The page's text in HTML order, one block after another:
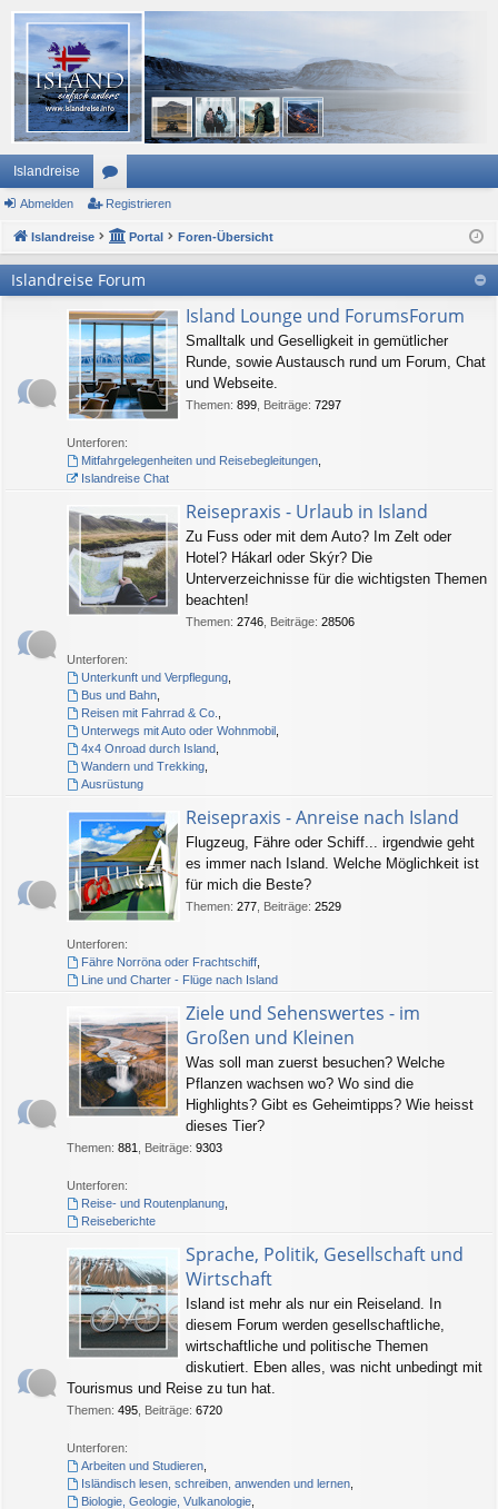
Islandreise
or
en
Abmelden Registrieren
Islandreise Portal Foren-Übersicht
Islandreise Forum
Island Lounge und ForumsForum
Smalltalk und Geselligkeit in gemütlicher
Runde, sowie Austausch rund um Forum, Chat
und Webseite.
Themen: 899 Beiträge: 7297
Unterforen:
Mitfahrgelegenheiten und Reisebegleitungen,
Islandreise Chat
Reisepraxis - Urlaub in Island
Zu Fuss oder mit dem Auto? Im Zelt oder
Hotel? Hákarl oder Skýr? Die
Unterverzeichnisse für die wichtigsten Themen
beachten!
Themen: 2746 Beiträge: 28506
Unterforen:
Unterkunft und Verpflegung,
Bus und Bahn,
Reisen mit Fahrrad & Co.
Unterwegs mit Auto oder Wohnmobil,
4x4 Onroad durch Island,
Wandern und Trekking,
Ausrüstung
Reisepraxis - Anreise nach Island
Flugzeug, Fähre oder Schiff... irgendwie geht
es immer nach Island. Welche Möglichkeit ist
für mich die Beste?
Themen: 277 Beiträge: 2529
Unterforen:
Fähre Norröna oder Frachtschiff,
Line und Charter - Flüge nach Island
Ziele und Sehenswertes - im
Großen und Kleinen
Was soll man zuerst besuchen? Welche
Pflanzen wachsen wo? Wo sind die
Highlights? Gibt es Geheimtipps? Wie heisst
dieses Tier?
Themen: 881 Beiträge: 9303
Unterforen:
Reise- und Routenplanung,
Reiseberichte
Sprache, Politik, Gesellschaft und
Wirtschaft
Island ist mehr als nur ein Reiseland. In
diesem Forum werden gesellschaftliche,
wirtschaftliche und politische Themen
diskutiert. Eben alles, was nicht unbedingt mit
Tourismus und Reise zu tun hat.
Themen: 495 Beiträge: 6720
Unterforen:
Arbeiten und Studieren,
Isländisch lesen, schreiben, anwenden und lernen,
Biologie, Geologie, Vulkanologie,